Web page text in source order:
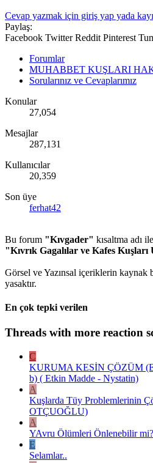
Cevap yazmak için giriş yap yada
Paylaş:
Facebook Twitter Reddit Pinterest
Forumlar
MUHABBET KUŞLARI
Sorularınız ve Cevaplarımız
Konular
27,054
Mesajlar
287,131
Kullanıcılar
20,359
Son üye
ferhat42
Bu forum "Kıvgader" kısaltma adı
"Kıvrık Gagalılar ve Kafes
Görsel ve Yazınsal içeriklerin kaynak
yasaktır.
En çok tepki verilen
Threads with more reaction
C
KURUMA KESİN ÇÖZÜM
b) ( Etkin Madde - Nystatin)
A
Kuşlarda Tüy Problemlerinin
OTÇUOĞLU)
A
YAvru Ölümleri Önlenebilir
E
Selamlar..